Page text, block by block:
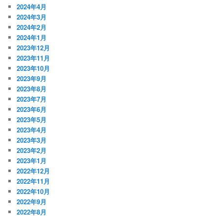
2024年4月
2024年3月
2024年2月
2024年1月
2023年12月
2023年11月
2023年10月
2023年9月
2023年8月
2023年7月
2023年6月
2023年5月
2023年4月
2023年3月
2023年2月
2023年1月
2022年12月
2022年11月
2022年10月
2022年9月
2022年8月